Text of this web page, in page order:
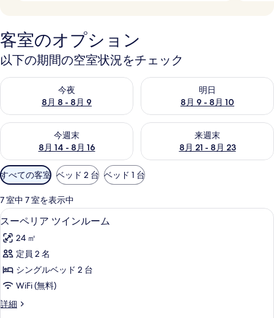
客室のオプション
以下の期間の空室状況をチェック
今夜
8月 8 - 8月 9
今夜 8月 8 - 8月 9 の空室状況をチェック
明日
8月 9 - 8月 10
明日 8月 9 - 8月 10 の空室状
今週末
8月 14 - 8月 16
今週末 8月 14 - 8月 16 の空室状況をチェック
来週末
8月 21 - 8月 23
来週末 8月 21 - 8月 23 の空室
利
用
可
能
な
客
室
の
り
込
すべての客室 ベッド 2 台 ベッド 1 台
7 室中 7 室を表示中
ス
ー
ペ
リ
ア
ツ
イ
高級寝具、ミニバー、セーフティボ
5
スーペリア ツインルーム
24 ㎡
定員 2 名
シングルベッド 2 台
WiFi (無料)
詳細
ス